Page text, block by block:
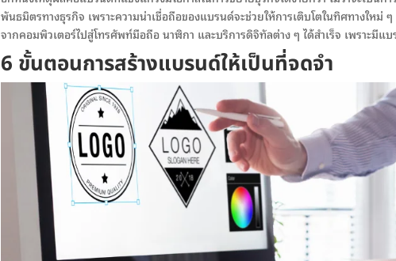
พันธมิตรทางธุรกิจ เพราะความน่าเชื่อถือของแบรนด์จะช่วยให้การเติบโตในทิศทางใหม่
จากคอมพิวเตอร์ไปสู่โทรศัพท์มือถือ นาฬิกา และบริการดิจิทัลต่าง ๆ ได้สำเร็จ เพราะมีแ
6 ขั้นตอนการสร้างแบรนด์ให้เป็นที่จดจำ